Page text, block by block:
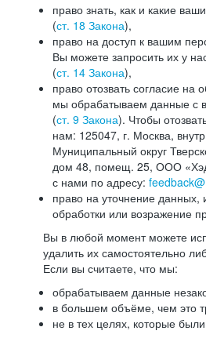
право знать, как и какие
(ст. 18 Закона),
право на доступ к вашим
Вы можете запросить их у
(ст. 14 Закона),
право отозвать согласие на
мы обрабатываем данные с
(ст. 9 Закона). Чтобы
нам: 125047, г. Москва,
Муниципальный округ
дом 48, помещ. 25, ООО
с нами по адресу:
право на уточнение данных,
обработки или возражение
Вы в любой момент можете
удалить их самостоятельно
Если вы считаете, что мы:
обрабатываем данные
в большем объёме, чем это
не в тех целях, которые